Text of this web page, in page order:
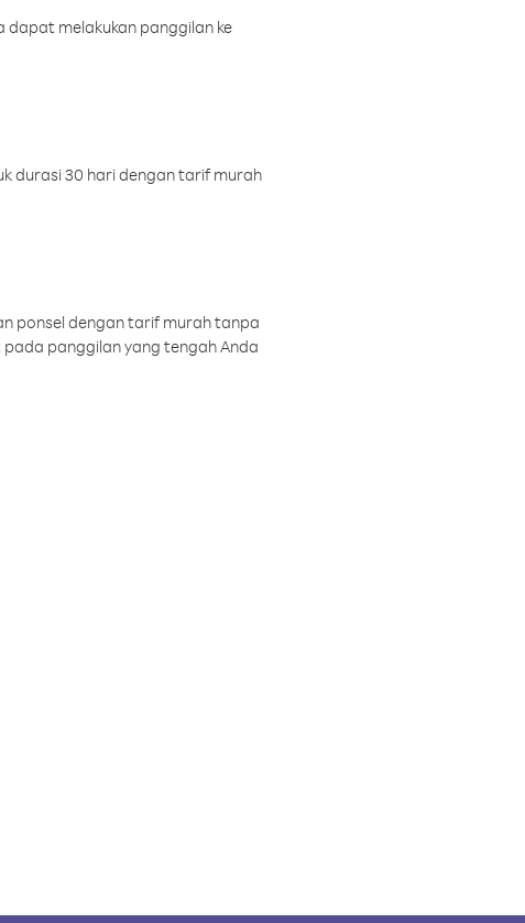
dapat melakukan panggilan ke
durasi 30 hari dengan tarif murah
ponsel dengan tarif murah tanpa
panggilan yang tengah Anda